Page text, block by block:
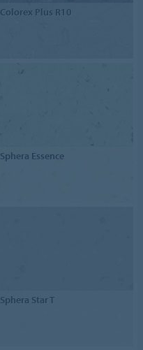
Colorex Plus R10
Sphera Essence
Sphera Star T